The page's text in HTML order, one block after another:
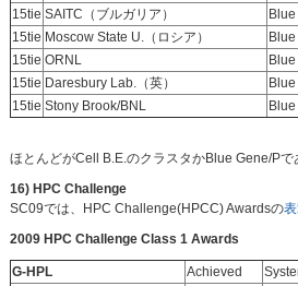
15tie SAITC（ブルガリア）
15tie Moscow State U.（ロシア）
15tie ORNL
15tie Daresbury Lab.（英）
15tie Stony Brook/BNL
ほとんどがCell B.E.のクラスタかBlue Gene/P
16) HPC Challenge
SC09では、HPC Challenge(HPCC) Awardsの
2009 HPC Challenge Class 1 Awards
G-HPL Achieved